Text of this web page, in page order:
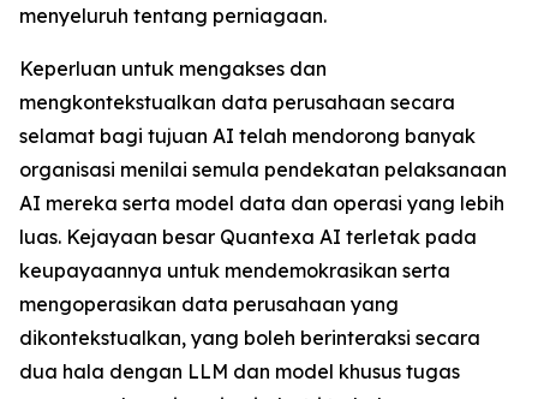
menyeluruh tentang perniagaan.
Keperluan untuk mengakses dan
mengkontekstualkan data perusahaan secara
selamat bagi tujuan AI telah mendorong banyak
organisasi menilai semula pendekatan pelaksanaan
AI mereka serta model data dan operasi yang lebih
luas. Kejayaan besar Quantexa AI terletak pada
keupayaannya untuk mendemokrasikan serta
mengoperasikan data perusahaan yang
dikontekstualkan, yang boleh berinteraksi secara
dua hala dengan LLM dan model khusus tugas